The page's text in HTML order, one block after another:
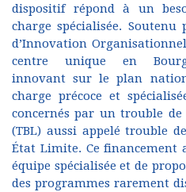
dispositif répond à un
charge spécialisée. Soutenu
d’Innovation
centre unique en
innovant sur le plan
charge précoce et
concernés par un trouble
(TBL) aussi appelé trouble
État Limite. Ce financement
équipe spécialisée et de
des programmes rarement